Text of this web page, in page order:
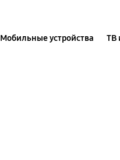
Мобильные устройства ТВ